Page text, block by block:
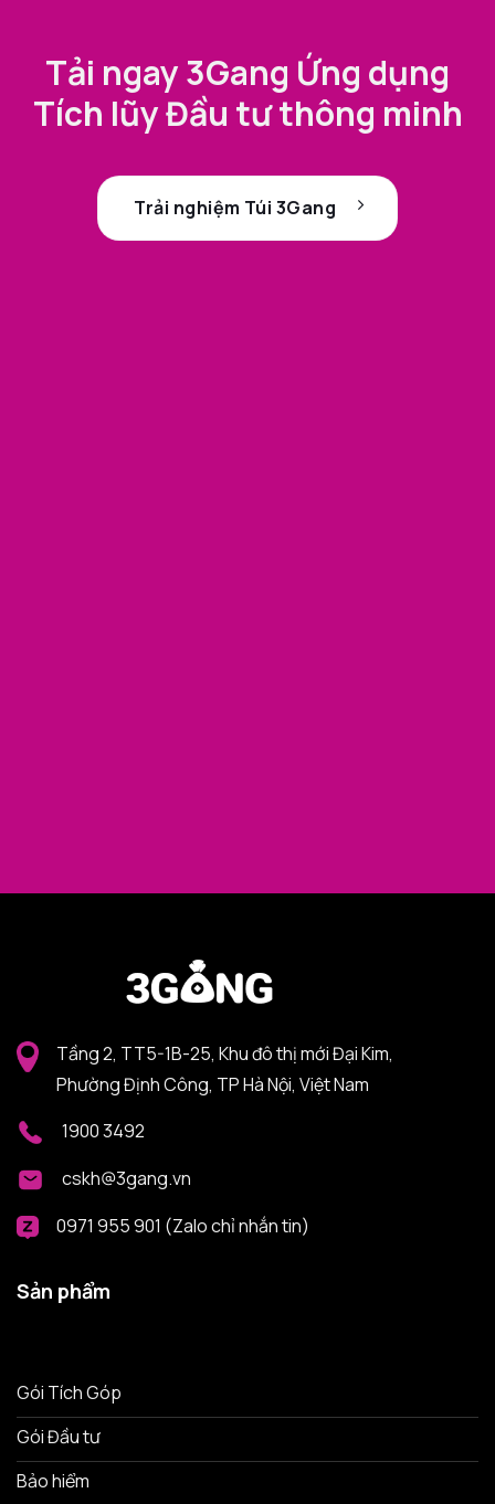
Tải ngay 3Gang Ứng dụng
Tích lũy Đầu tư thông minh
Trải nghiệm Túi 3Gang
Tầng 2, TT5-1B-25, Khu đô thị mới Đại Kim,
Phường Định Công, TP Hà Nội, Việt Nam
1900 3492
cskh@3gang.vn
0971 955 901 (Zalo chỉ nhắn tin)
Sản phẩm
Gói Tích Góp
Gói Đầu tư
Bảo hiểm